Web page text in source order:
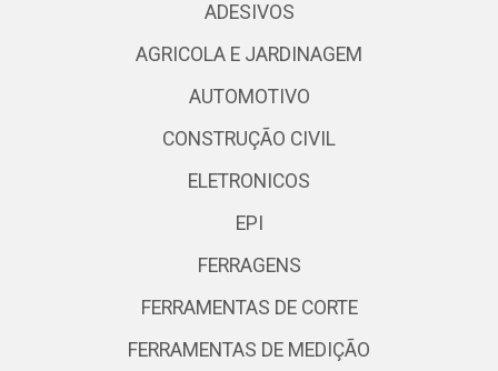
ADESIVOS
AGRICOLA E JARDINAGEM
AUTOMOTIVO
CONSTRUÇÃO CIVIL
ELETRONICOS
EPI
FERRAGENS
FERRAMENTAS DE CORTE
FERRAMENTAS DE MEDIÇÃO